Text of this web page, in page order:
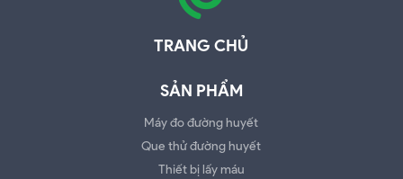
TRANG CHỦ
SẢN PHẨM
Máy đo đường huyết
Que thử đường huyết
Thiết bị lấy máu